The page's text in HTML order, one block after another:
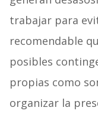
trabajar para
recomendable
posibles
propias como
organizar la